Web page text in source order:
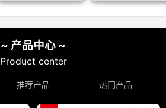
~ 产品中心 ~
Product center
推荐产品 热门产品